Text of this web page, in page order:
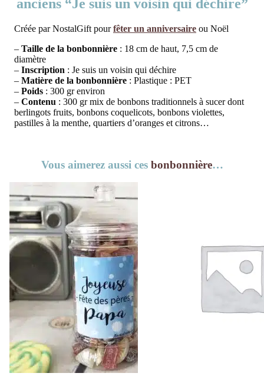
anciens “Je suis un voisin qui déchire”
Créée par NostalGift pourfêter un anniversaire ou Noël
– Taille de la bonbonnière : 18 cm de haut, 7,5 cm de
diamètre
– Inscription : Je suis un voisin qui déchire
– Matière de la bonbonnière : Plastique : PET
– Poids : 300 gr environ
– Contenu : 300 gr mix de bonbons traditionnels à sucer dont
berlingots fruits, bonbons coquelicots, bonbons violettes,
pastilles à la menthe, quartiers d’oranges et citrons…
Vous aimerez aussi ces bonbonnière…